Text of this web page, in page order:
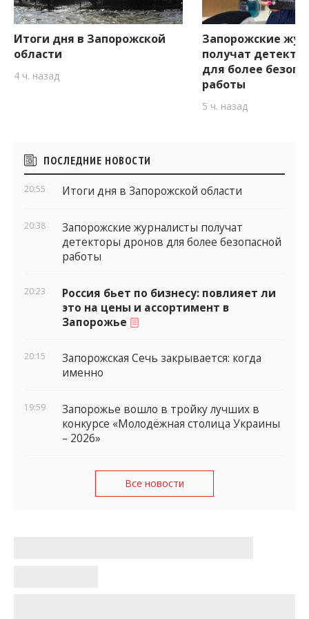
Итоги дня в Запорожской
области
4 ч. назад
Запорожские
получат
для более
работы
5 ч. назад
Боковые
виджеты
ПОСЛЕДНИЕ НОВОСТИ
20:55 Итоги дня в Запорожской области
20:38
Запорожские журналисты получат
детекторы дронов для более безопасной
работы
20:23
Россия бьет по бизнесу: повлияет ли
это на цены и ассортимент в
Запорожье
20:15
Запорожская Сечь закрывается: когда
именно
19:59
Запорожье вошло в тройку лучших в
конкурсе «Молодёжная столица Украины
– 2026»
Все новости